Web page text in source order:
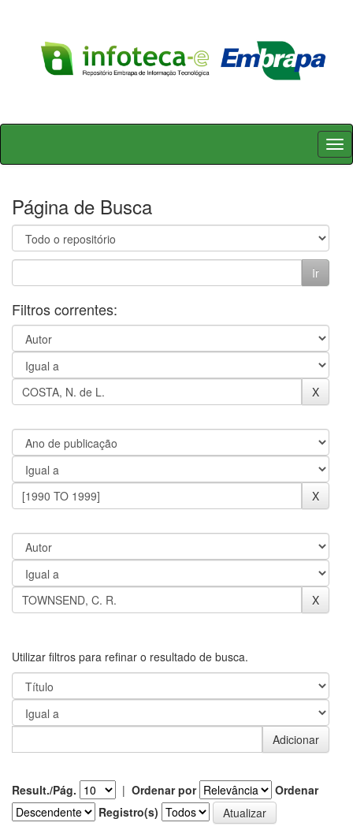
Skip
Página de Busca
Filtros correntes:
Utilizar filtros para refinar o resultado de busca.
Result./Pág. | Ordenar por
Ordenar
Registro(s)